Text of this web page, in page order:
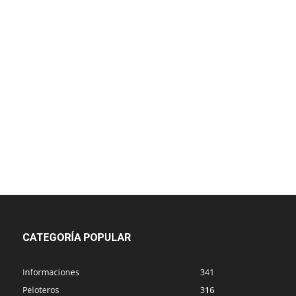
CATEGORÍA POPULAR
Informaciones
341
Peloteros
316